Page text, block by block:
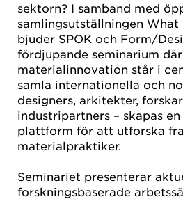
sektorn? I samband med
samlingsutställningen What
bjuder SPOK och Form/
fördjupande seminarium där
materialinnovation står i
samla internationella och
designers, arkitekter,
industripartners – skapas
plattform för att utforska
materialpraktiker.
Seminariet presenterar
forskningsbaserade